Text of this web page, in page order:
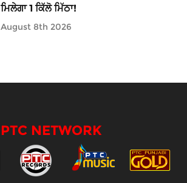
ਮਿਲੇਗਾ 1 ਕਿੱਲੋ ਮਿੱਠਾ!
August 8th 2026
PTC NETWORK